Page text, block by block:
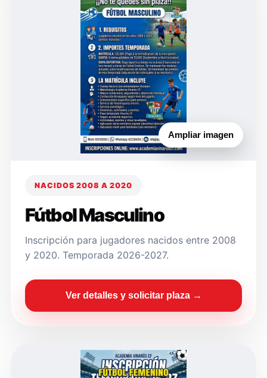
Ampliar imagen
NACIDOS 2008 A 2020
Fútbol Masculino
Inscripción para jugadores nacidos entre 2008
y 2020. Temporada 2026-2027.
Ver detalles y solicitar plaza →